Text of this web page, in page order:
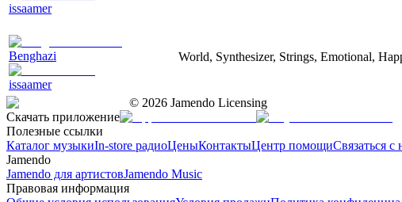
issaamer
Benghazi
issaamer
World, Synthesizer, Strings, Emotional,
© 2026 Jamendo Licensing
Скачать приложение
Полезные ссылки
Каталог музыкиIn-store радиоЦеныКонтактыЦентр помощиСвязаться с
Jamendo
Jamendo для артистовJamendo Music
Правовая информация